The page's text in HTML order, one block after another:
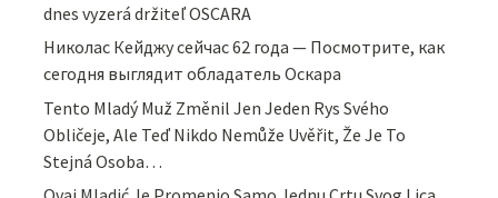
dnes vyzerá držiteľ OSCARA
Николас Кейджу сейчас 62 года — Посмотрите, как
сегодня выглядит обладатель Оскара
Tento Mladý Muž Změnil Jen Jeden Rys Svého
Obličeje, Ale Teď Nikdo Nemůže Uvěřit, Že Je To
Stejná Osoba…